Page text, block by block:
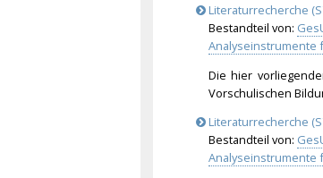
Literaturrecherche
Bestandteil von:
Analyseinstrumente
Die hier
Vorschulischen
Literaturrecherche
Bestandteil von:
Analyseinstrumente